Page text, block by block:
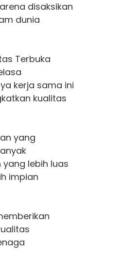
disaksikan
dunia
Terbuka
kerja sama ini
kualitas
yang
lebih luas
impian